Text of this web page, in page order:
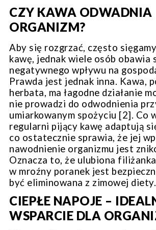
CZY KAWA ODWADNIA
ORGANIZM?
Aby się rozgrzać, często
kawę, jednak wiele osób obawia
negatywnego wpływu na
Prawda jest jednak inna. Kawa,
herbata, ma łagodne działanie
nie prowadzi do odwodnienia
umiarkowanym spożyciu [2]. Co
regularni pijący kawę adaptują
co ostatecznie sprawia, że jej
nawodnienie organizmu jest
Oznacza to, że ulubiona
w mroźny poranek jest
być eliminowana z zimowej diety.
CIEPŁE NAPOJE –
WSPARCIE DLA